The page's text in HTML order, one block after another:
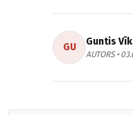
GU Guntis
AUTORS •